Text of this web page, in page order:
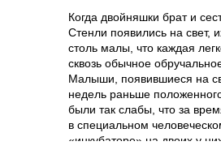
Когда двойняшки брат и
Стенли появились на свет,
столь малы, что каждая
сквозь обычное
Малыши, появившиеся на
недель раньше
были так слабы, что за
в специальном
«инкубаторе» на двоих у